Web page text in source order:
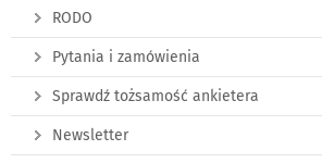
RODO
Pytania i zamówienia
Sprawdź tożsamość ankietera
Newsletter